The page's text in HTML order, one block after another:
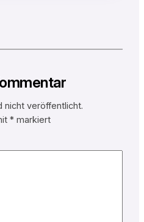
nicht veröffentlicht.
*markiert